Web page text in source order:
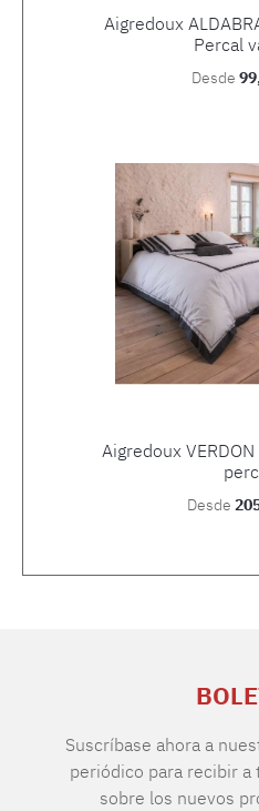
Aigredoux
Percal
Precio
Desde
Aigredoux
Precio
Desde
Suscríbase ahora a
periódico para recibir
sobre los nuevos